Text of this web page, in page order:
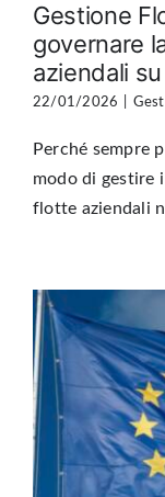
Gestione
governare
aziendali
22/01/2026
Perché sempre
modo di gestire
flotte aziendali